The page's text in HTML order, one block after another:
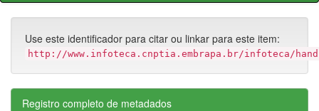
Use este identificador para citar ou linkar para este item:
http://www.infoteca.cnptia.embrapa.br/infoteca/
Registro completo de metadados